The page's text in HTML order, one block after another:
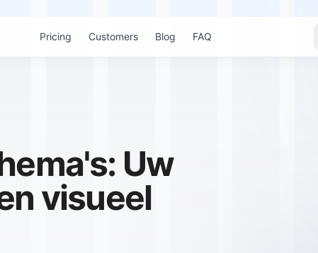
Pricing Customers Blog FAQ
Uw
visueel